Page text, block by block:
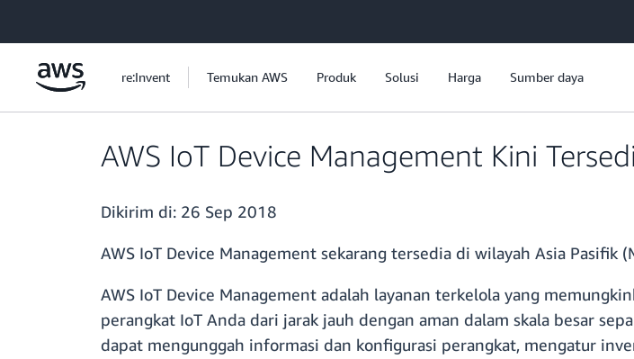
re:Invent Temukan AWS Produk Solusi Harga Sumber daya
AWS IoT Device Management Kini
Dikirim di: 26 Sep 2018
AWS IoT Device Management sekarang tersedia di wilayah Asia Pasifik
AWS IoT Device Management adalah layanan terkelola yang
perangkat IoT Anda dari jarak jauh dengan aman dalam skala besar
dapat mengunggah informasi dan konfigurasi perangkat, mengatur